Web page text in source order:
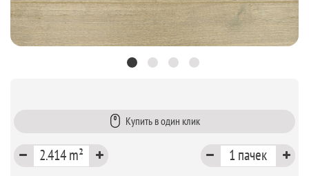
Купить в один клик